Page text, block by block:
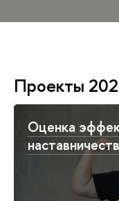
Проекты
Оценка